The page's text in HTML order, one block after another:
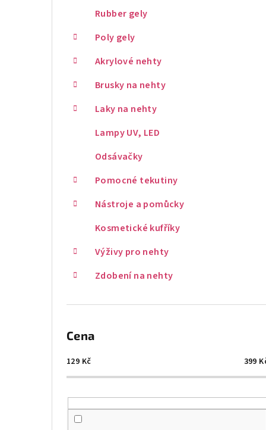
Rubber gely
Poly gely
Akrylové nehty
Brusky na nehty
Laky na nehty
Lampy UV, LED
Odsávačky
Pomocné tekutiny
Nástroje a pomůcky
Kosmetické kufříky
Výživy pro nehty
Zdobení na nehty
Cena
129 Kč 399